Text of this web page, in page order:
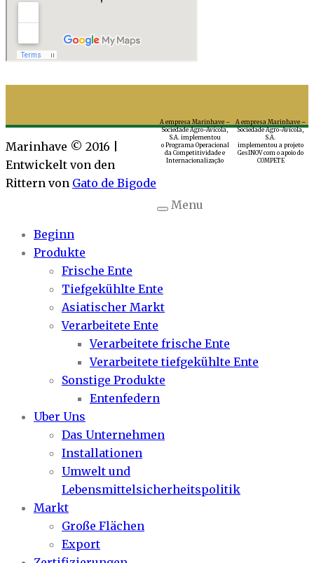
Marinhave © 2016 |
Entwickelt von den
Rittern von Gato de Bigode
A empresa Marinhave –
Sociedade Agro-Avícola,
S.A.
implementou a projeto
GesINOV com o apoio do
COMPETE
A empresa Marinhave –
Sociedade Agro-Avícola,
S.A. implementou
o Programa Operacional
da Competitividade e
Internacionalização
Menu
Beginn
Produkte
Frische Ente
Tiefgekühlte Ente
Asiatischer Markt
Verarbeitete Ente
Verarbeitete frische Ente
Verarbeitete tiefgekühlte Ente
Sonstige Produkte
Entenfedern
Uber Uns
Das Unternehmen
Installationen
Umwelt und
Lebensmittelsicherheitspolitik
Markt
Große Flächen
Export